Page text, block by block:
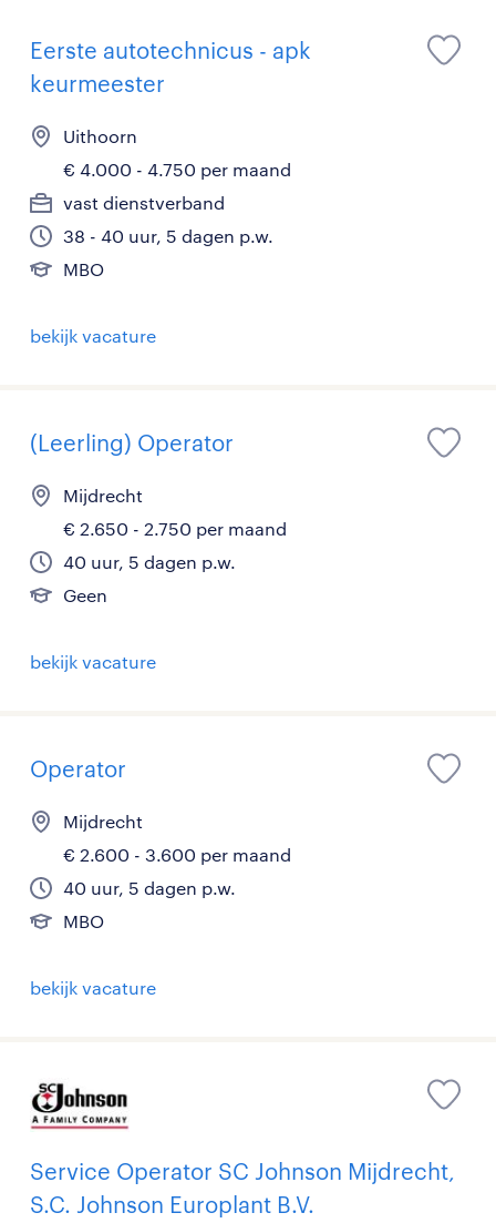
Eerste autotechnicus - apk
keurmeester
Uithoorn
€ 4.000 - 4.750 per maand
vast dienstverband
38 - 40 uur, 5 dagen p.w.
MBO
bekijk vacature
(Leerling) Operator
Mijdrecht
€ 2.650 - 2.750 per maand
40 uur, 5 dagen p.w.
Geen
bekijk vacature
Operator
Mijdrecht
€ 2.600 - 3.600 per maand
40 uur, 5 dagen p.w.
MBO
bekijk vacature
Service Operator SC Johnson Mijdrecht,
S.C. Johnson Europlant B.V.